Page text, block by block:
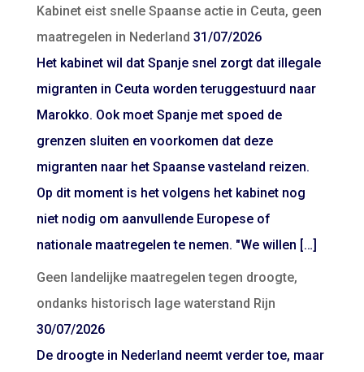
Kabinet eist snelle Spaanse actie in Ceuta, geen
maatregelen in Nederland 31/07/2026
Het kabinet wil dat Spanje snel zorgt dat illegale
migranten in Ceuta worden teruggestuurd naar
Marokko. Ook moet Spanje met spoed de
grenzen sluiten en voorkomen dat deze
migranten naar het Spaanse vasteland reizen.
Op dit moment is het volgens het kabinet nog
niet nodig om aanvullende Europese of
nationale maatregelen te nemen. "We willen […]
Geen landelijke maatregelen tegen droogte,
ondanks historisch lage waterstand Rijn
30/07/2026
De droogte in Nederland neemt verder toe, maar